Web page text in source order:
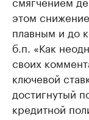
этом
плавным и до
б.п. «Как
своих
ключевой
достигнутый
кредитной